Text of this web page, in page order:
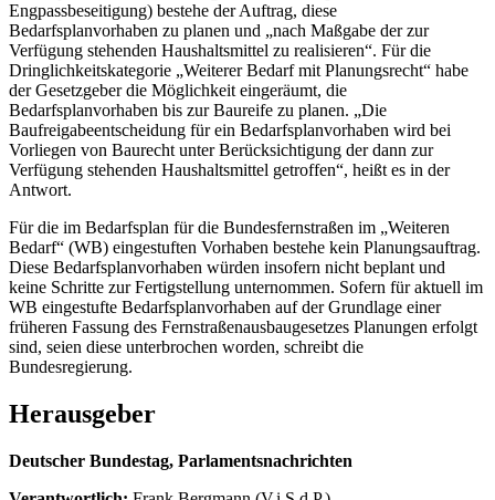
Engpassbeseitigung) bestehe der Auftrag, diese
Bedarfsplanvorhaben zu planen und „nach Maßgabe der zur
Verfügung stehenden Haushaltsmittel zu realisieren“. Für die
Dringlichkeitskategorie „Weiterer Bedarf mit Planungsrecht“ habe
der Gesetzgeber die Möglichkeit eingeräumt, die
Bedarfsplanvorhaben bis zur Baureife zu planen. „Die
Baufreigabeentscheidung für ein Bedarfsplanvorhaben wird bei
Vorliegen von Baurecht unter Berücksichtigung der dann zur
Verfügung stehenden Haushaltsmittel getroffen“, heißt es in der
Antwort.
Für die im Bedarfsplan für die Bundesfernstraßen im „Weiteren
Bedarf“ (WB) eingestuften Vorhaben bestehe kein Planungsauftrag.
Diese Bedarfsplanvorhaben würden insofern nicht beplant und
keine Schritte zur Fertigstellung unternommen. Sofern für aktuell im
WB eingestufte Bedarfsplanvorhaben auf der Grundlage einer
früheren Fassung des Fernstraßenausbaugesetzes Planungen erfolgt
sind, seien diese unterbrochen worden, schreibt die
Bundesregierung.
Herausgeber
Deutscher Bundestag, Parlamentsnachrichten